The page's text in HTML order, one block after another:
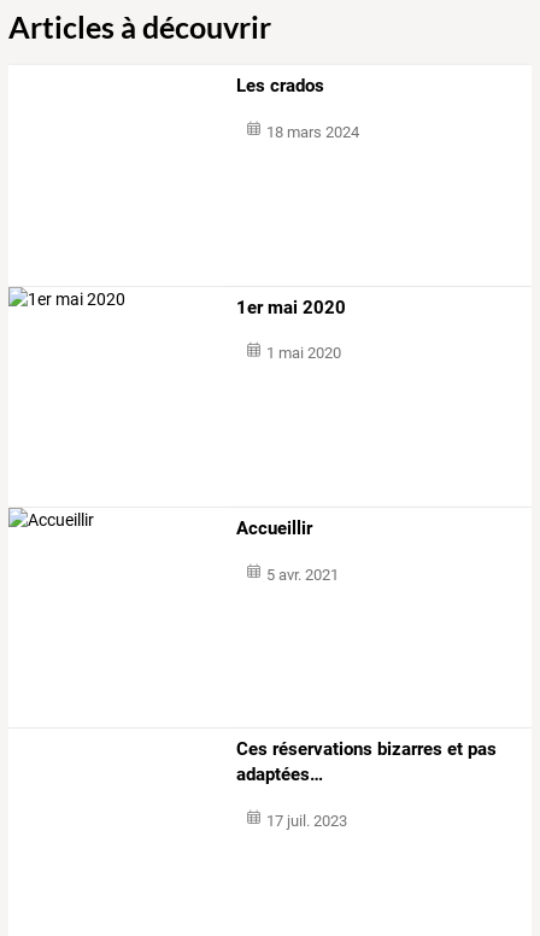
Articles à découvrir
Les crados
18 mars 2024
1er mai 2020
1 mai 2020
Accueillir
5 avr. 2021
Ces réservations bizarres et pas
adaptées…
17 juil. 2023